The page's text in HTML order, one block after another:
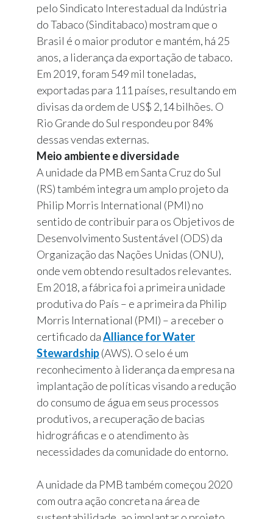
pelo Sindicato Interestadual da Indústria
do Tabaco (Sinditabaco) mostram que o
Brasil é o maior produtor e mantém, há 25
anos, a liderança da exportação de tabaco.
Em 2019, foram 549 mil toneladas,
exportadas para 111 países, resultando em
divisas da ordem de US$ 2,14 bilhões. O
Rio Grande do Sul respondeu por 84%
dessas vendas externas.
Meio ambiente e diversidade
A unidade da PMB em Santa Cruz do Sul
(RS) também integra um amplo projeto da
Philip Morris International (PMI) no
sentido de contribuir para os Objetivos de
Desenvolvimento Sustentável (ODS) da
Organização das Nações Unidas (ONU),
onde vem obtendo resultados relevantes.
Em 2018, a fábrica foi a primeira unidade
produtiva do País – e a primeira da Philip
Morris International (PMI) – a receber o
certificado daAlliance for Water
Stewardship(AWS). O selo é um
reconhecimento à liderança da empresa na
implantação de políticas visando a redução
do consumo de água em seus processos
produtivos, a recuperação de bacias
hidrográficas e o atendimento às
necessidades da comunidade do entorno.
A unidade da PMB também começou 2020
com outra ação concreta na área de